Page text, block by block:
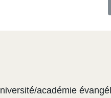
académie